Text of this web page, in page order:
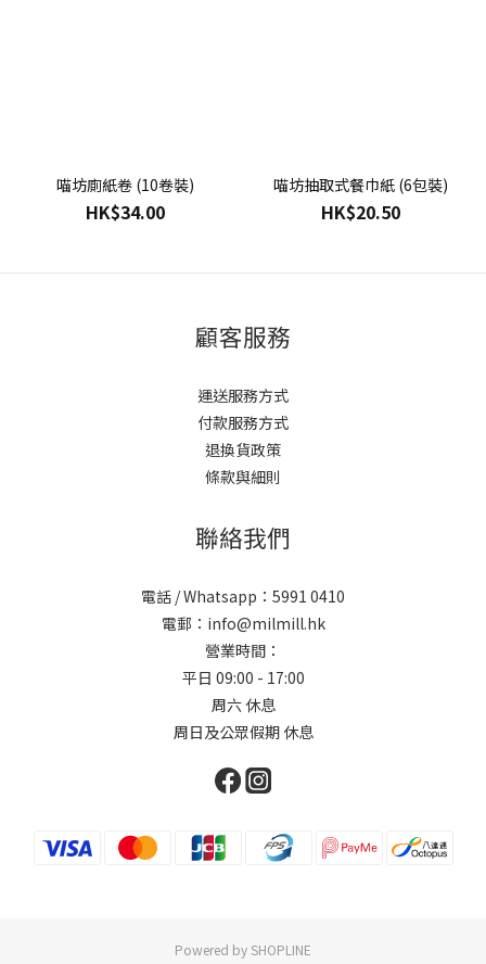
喵坊廁紙卷 (10卷裝)
HK$34.00
喵坊抽取式餐巾紙 (6包裝)
HK$20.50
顧客服務
運送服務方式
付款服務方式
退換貨政策
條款與細則
聯絡我們
電話 / Whatsapp：5991 0410
電郵：info@milmill.hk
營業時間：
平日 09:00 - 17:00
周六 休息
周日及公眾假期 休息
Powered by SHOPLINE